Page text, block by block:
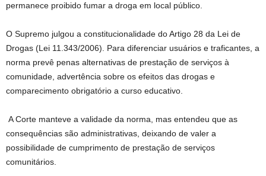
permanece proibido fumar a droga em local público.
O Supremo julgou a constitucionalidade do Artigo 28 da Lei de
Drogas (Lei 11.343/2006). Para diferenciar usuários e traficantes, a
norma prevê penas alternativas de prestação de serviços à
comunidade, advertência sobre os efeitos das drogas e
comparecimento obrigatório a curso educativo.
A Corte manteve a validade da norma, mas entendeu que as
consequências são administrativas, deixando de valer a
possibilidade de cumprimento de prestação de serviços
comunitários.